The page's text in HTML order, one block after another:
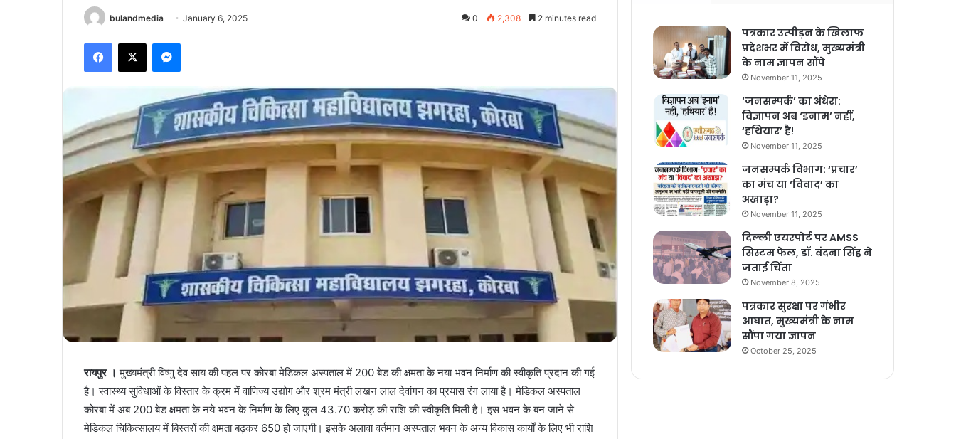
bulandmedia January 6, 2025 0 2,308 2 minutes read
Facebook
X Messenger
रायपुर । मुख्यमंत्री विष्णु देव साय की पहल पर कोरबा मेडिकल अस्पताल में 200 बेड की क्षमता के नया भवन निर्माण की स्वीकृति प्रदान की गई
है। स्वास्थ्य सुविधाओं के विस्तार के क्रम में वाणिज्य उद्योग और श्रम मंत्री लखन लाल देवांगन का प्रयास रंग लाया है। मेडिकल अस्पताल
कोरबा में अब 200 बेड क्षमता के नये भवन के निर्माण के लिए कुल 43.70 करोड़ की राशि की स्वीकृति मिली है। इस भवन के बन जाने से
मेडिकल चिकित्सालय में बिस्तरों की क्षमता बढ़कर 650 हो जाएगी। इसके अलावा वर्तमान अस्पताल भवन के अन्य विकास कार्यों के लिए भी राशि
पत्रकार उत्पीड़न के खिलाफ
प्रदेशभर में विरोध, मुख्यमंत्री
के नाम ज्ञापन सौंपे
November 11, 2025
‘जनसम्पर्क’ का अंधेरा:
विज्ञापन अब ‘इनाम’ नहीं,
‘हथियार’ है!
November 11, 2025
जनसम्पर्क विभाग: ‘प्रचार’
का मंच या ‘विवाद’ का
अखाड़ा?
November 11, 2025
दिल्ली एयरपोर्ट पर AMSS
सिस्टम फेल, डॉ. वंदना सिंह ने
जताई चिंता
November 8, 2025
पत्रकार सुरक्षा पर गंभीर
आघात, मुख्यमंत्री के नाम
सौंपा गया ज्ञापन
October 25, 2025